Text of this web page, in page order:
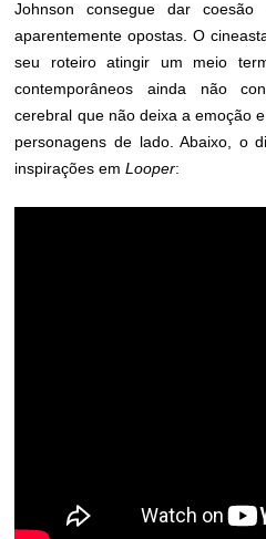
Johnson consegue dar
aparentemente opostas. O
seu roteiro atingir um meio
contemporâneos ainda não
cerebral que não deixa a emoção
personagens de lado. Abaixo, o
inspirações emLooper: